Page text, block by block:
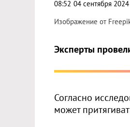
08:52 04 сентября 2024
Изображение от
Эксперты
Согласно
может